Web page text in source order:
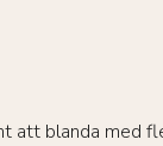
att blanda med